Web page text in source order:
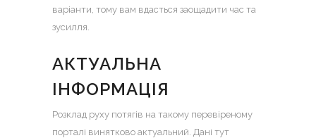
варіанти, тому вам вдасться заощадити час та
зусилля.
АКТУАЛЬНА
ІНФОРМАЦІЯ
Розклад руху потягів на такому перевіреному
порталі винятково актуальний. Дані тут